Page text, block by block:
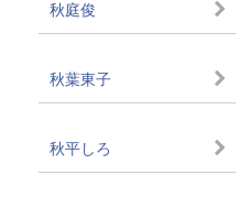
秋庭俊
秋葉東子
秋平しろ